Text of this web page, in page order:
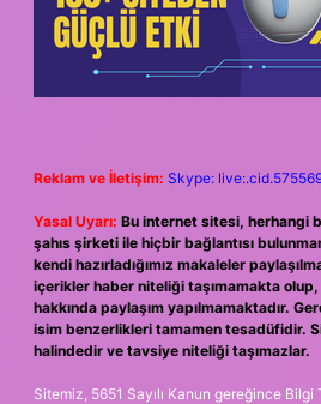
Reklam ve İletişim: Skype:
Yasal Uyarı: Bu internet sitesi, herhangi
şahıs şirketi ile hiçbir bağlantısı
kendi hazırladığımız makaleler
içerikler haber niteliği taşımamakta
hakkında paylaşım yapılmamaktadır.
isim benzerlikleri tamamen tesadüfidir.
halindedir ve tavsiye niteliği taşımazlar.
Sitemiz, 5651 Sayılı Kanun gereğince